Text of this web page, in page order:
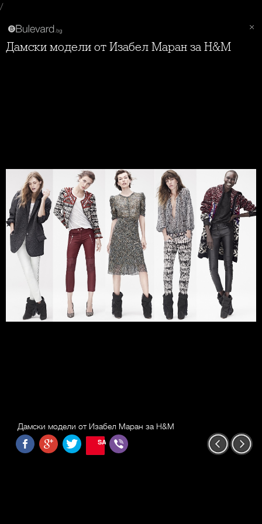
/
Дамски модели от Изабел Маран за H&M
Дамски модели от Изабел Маран за H&M
SAVE